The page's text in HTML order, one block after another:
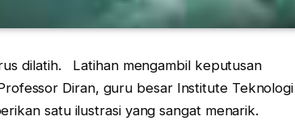
dilatih. Latihan mengambil keputusan
Diran, guru besar Institute Teknologi
satu ilustrasi yang sangat menarik.